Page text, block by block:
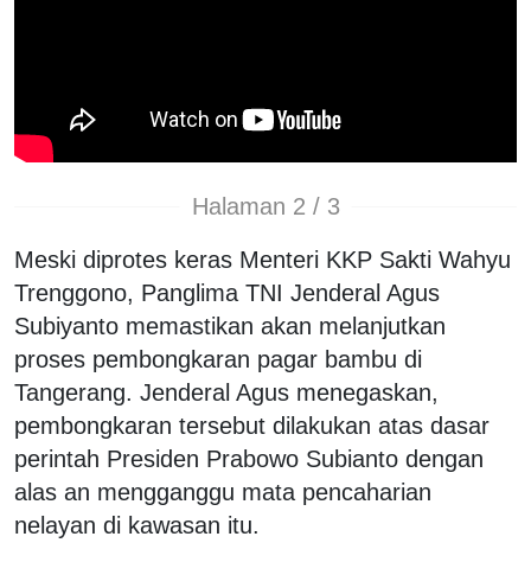
Halaman 2 / 3
Meski diprotes keras Menteri KKP Sakti Wahyu
Trenggono, Panglima TNI Jenderal Agus
Subiyanto memastikan akan melanjutkan
proses pembongkaran pagar bambu di
Tangerang. Jenderal Agus menegaskan,
pembongkaran tersebut dilakukan atas dasar
perintah Presiden Prabowo Subianto dengan
alas an mengganggu mata pencaharian
nelayan di kawasan itu.